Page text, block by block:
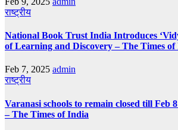
राष्ट्रीय
National Book Trust India Introduces
of Learning and Discovery – The Times of
Feb 7, 2025 admin
राष्ट्रीय
Varanasi schools to remain closed till Feb
– The Times of India